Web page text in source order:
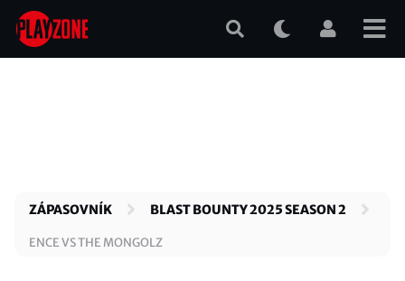
Přejít
hlavnímu
ZÁPASOVNÍK BLAST BOUNTY 2025 SEASON 2
ENCE VS THE MONGOLZ